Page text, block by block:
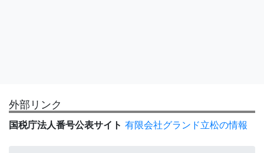
外部リンク
国税庁法人番号公表サイト 有限会社グランド立松の情報